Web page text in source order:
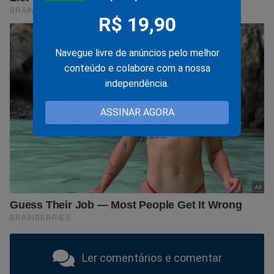
R$ 19,90
Navegue livre de anúncios pelo melhor
conteúdo e colabore com a nossa
independência.
ASSINAR AGORA
Ler comentários e comentar